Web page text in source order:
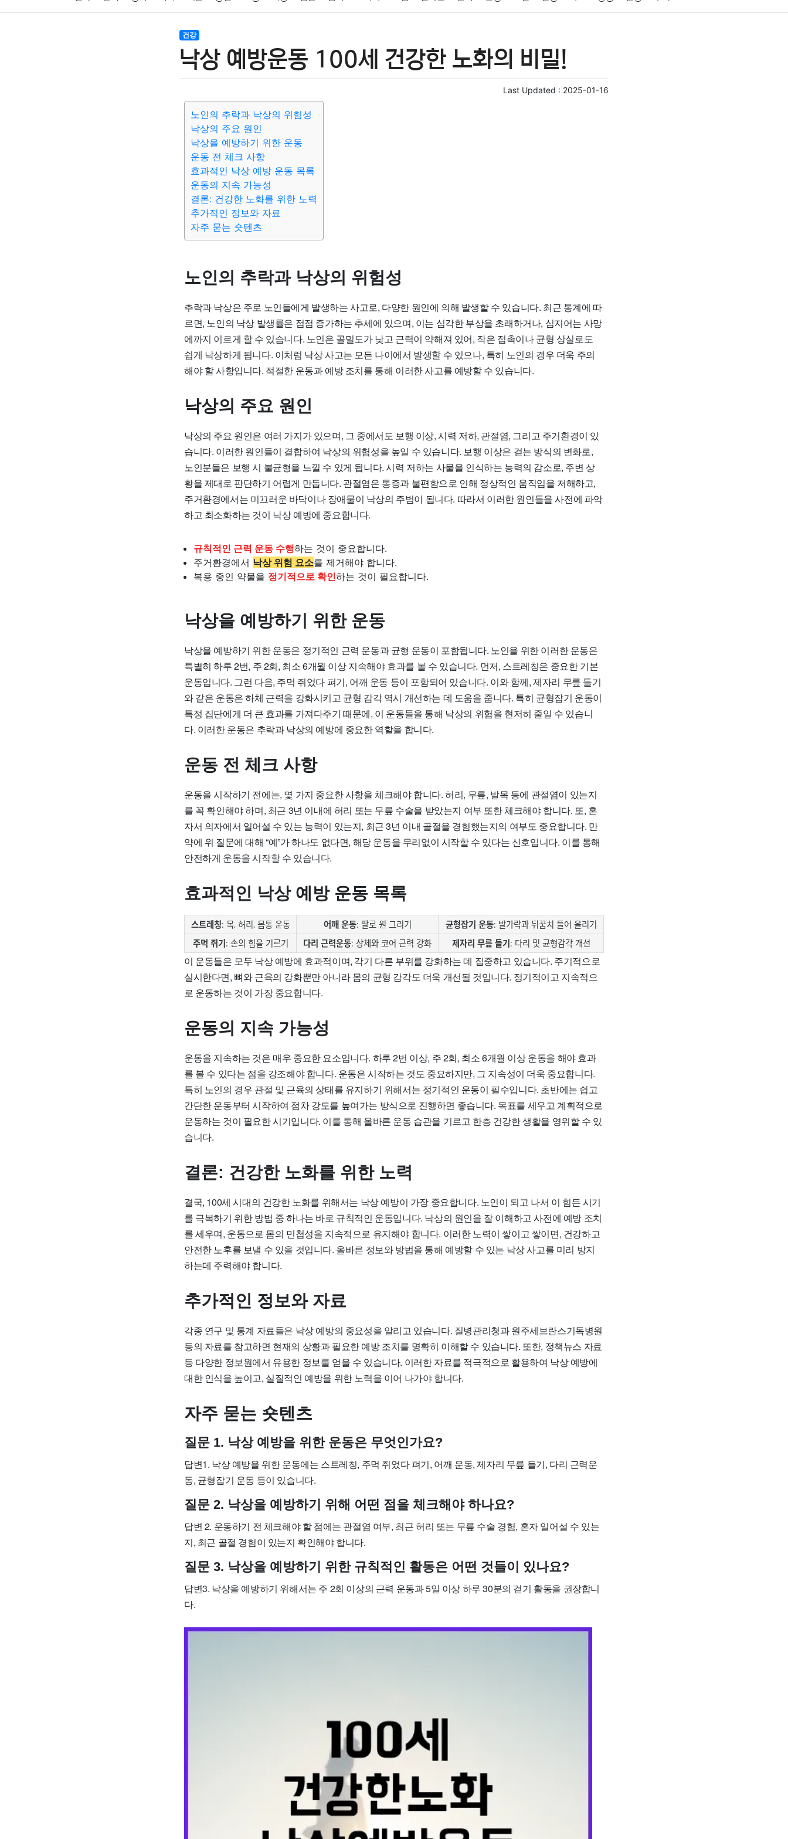
결혼 육아
기술 종교 사회 정치 건강 의료 의학 경제 마케팅 부동산 외국어 교육 교통
건강
낙상 예방운동 100세 건강한 노화의 비밀!
Last Updated : 2025-01-16
노인의 추락과 낙상의 위험성
낙상의 주요 원인
낙상을 예방하기 위한 운동
운동 전 체크 사항
효과적인 낙상 예방 운동 목록
운동의 지속 가능성
결론: 건강한 노화를 위한 노력
추가적인 정보와 자료
자주 묻는 숏텐츠
노인의 추락과 낙상의 위험성
추락과 낙상은 주로 노인들에게 발생하는 사고로, 다양한 원인에 의해 발생할 수 있습니다. 최근 통계에 따
르면, 노인의 낙상 발생률은 점점 증가하는 추세에 있으며, 이는 심각한 부상을 초래하거나, 심지어는 사망
에까지 이르게 할 수 있습니다. 노인은 골밀도가 낮고 근력이 약해져 있어, 작은 접촉이나 균형 상실로도
쉽게 낙상하게 됩니다. 이처럼 낙상 사고는 모든 나이에서 발생할 수 있으나, 특히 노인의 경우 더욱 주의
해야 할 사항입니다. 적절한 운동과 예방 조치를 통해 이러한 사고를 예방할 수 있습니다.
낙상의 주요 원인
낙상의 주요 원인은 여러 가지가 있으며, 그 중에서도 보행 이상, 시력 저하, 관절염, 그리고 주거환경이 있
습니다. 이러한 원인들이 결합하여 낙상의 위험성을 높일 수 있습니다. 보행 이상은 걷는 방식의 변화로,
노인분들은 보행 시 불균형을 느낄 수 있게 됩니다. 시력 저하는 사물을 인식하는 능력의 감소로, 주변 상
황을 제대로 판단하기 어렵게 만듭니다. 관절염은 통증과 불편함으로 인해 정상적인 움직임을 저해하고,
주거환경에서는 미끄러운 바닥이나 장애물이 낙상의 주범이 됩니다. 따라서 이러한 원인들을 사전에 파악
하고 최소화하는 것이 낙상 예방에 중요합니다.
규칙적인 근력 운동 수행하는 것이 중요합니다.
주거환경에서 낙상 위험 요소를 제거해야 합니다.
복용 중인 약물을 정기적으로 확인하는 것이 필요합니다.
낙상을 예방하기 위한 운동
낙상을 예방하기 위한 운동은 정기적인 근력 운동과 균형 운동이 포함됩니다. 노인을 위한 이러한 운동은
특별히 하루 2번, 주 2회, 최소 6개월 이상 지속해야 효과를 볼 수 있습니다. 먼저, 스트레칭은 중요한 기본
운동입니다. 그런 다음, 주먹 쥐었다 펴기, 어깨 운동 등이 포함되어 있습니다. 이와 함께, 제자리 무릎 들기
와 같은 운동은 하체 근력을 강화시키고 균형 감각 역시 개선하는 데 도움을 줍니다. 특히 균형잡기 운동이
특정 집단에게 더 큰 효과를 가져다주기 때문에, 이 운동들을 통해 낙상의 위험을 현저히 줄일 수 있습니
다. 이러한 운동은 추락과 낙상의 예방에 중요한 역할을 합니다.
운동 전 체크 사항
운동을 시작하기 전에는, 몇 가지 중요한 사항을 체크해야 합니다. 허리, 무릎, 발목 등에 관절염이 있는지
를 꼭 확인해야 하며, 최근 3년 이내에 허리 또는 무릎 수술을 받았는지 여부 또한 체크해야 합니다. 또, 혼
자서 의자에서 일어설 수 있는 능력이 있는지, 최근 3년 이내 골절을 경험했는지의 여부도 중요합니다. 만
약에 위 질문에 대해 “예”가 하나도 없다면, 해당 운동을 무리없이 시작할 수 있다는 신호입니다. 이를 통해
안전하게 운동을 시작할 수 있습니다.
효과적인 낙상 예방 운동 목록
스트레칭: 목, 허리, 몸통 운동 어깨 운동: 팔로 원 그리기 균형잡기 운동: 발가락과 뒤꿈치 들어 올리기
주먹 쥐기: 손의 힘을 기르기 다리 근력운동: 상체와 코어 근력 강화 제자리 무릎 들기: 다리 및 균형감각 개선
이 운동들은 모두 낙상 예방에 효과적이며, 각기 다른 부위를 강화하는 데 집중하고 있습니다. 주기적으로
실시한다면, 뼈와 근육의 강화뿐만 아니라 몸의 균형 감각도 더욱 개선될 것입니다. 정기적이고 지속적으
로 운동하는 것이 가장 중요합니다.
운동의 지속 가능성
운동을 지속하는 것은 매우 중요한 요소입니다. 하루 2번 이상, 주 2회, 최소 6개월 이상 운동을 해야 효과
를 볼 수 있다는 점을 강조해야 합니다. 운동은 시작하는 것도 중요하지만, 그 지속성이 더욱 중요합니다.
특히 노인의 경우 관절 및 근육의 상태를 유지하기 위해서는 정기적인 운동이 필수입니다. 초반에는 쉽고
간단한 운동부터 시작하여 점차 강도를 높여가는 방식으로 진행하면 좋습니다. 목표를 세우고 계획적으로
운동하는 것이 필요한 시기입니다. 이를 통해 올바른 운동 습관을 기르고 한층 건강한 생활을 영위할 수 있
습니다.
결론: 건강한 노화를 위한 노력
결국, 100세 시대의 건강한 노화를 위해서는 낙상 예방이 가장 중요합니다. 노인이 되고 나서 이 힘든 시기
를 극복하기 위한 방법 중 하나는 바로 규칙적인 운동입니다. 낙상의 원인을 잘 이해하고 사전에 예방 조치
를 세우며, 운동으로 몸의 민첩성을 지속적으로 유지해야 합니다. 이러한 노력이 쌓이고 쌓이면, 건강하고
안전한 노후를 보낼 수 있을 것입니다. 올바른 정보와 방법을 통해 예방할 수 있는 낙상 사고를 미리 방지
하는데 주력해야 합니다.
추가적인 정보와 자료
각종 연구 및 통계 자료들은 낙상 예방의 중요성을 알리고 있습니다. 질병관리청과 원주세브란스기독병원
등의 자료를 참고하면 현재의 상황과 필요한 예방 조치를 명확히 이해할 수 있습니다. 또한, 정책뉴스 자료
등 다양한 정보원에서 유용한 정보를 얻을 수 있습니다. 이러한 자료를 적극적으로 활용하여 낙상 예방에
대한 인식을 높이고, 실질적인 예방을 위한 노력을 이어 나가야 합니다.
자주 묻는 숏텐츠
질문 1. 낙상 예방을 위한 운동은 무엇인가요?
답변1. 낙상 예방을 위한 운동에는 스트레칭, 주먹 쥐었다 펴기, 어깨 운동, 제자리 무릎 들기, 다리 근력운
동, 균형잡기 운동 등이 있습니다.
질문 2. 낙상을 예방하기 위해 어떤 점을 체크해야 하나요?
답변 2. 운동하기 전 체크해야 할 점에는 관절염 여부, 최근 허리 또는 무릎 수술 경험, 혼자 일어설 수 있는
지, 최근 골절 경험이 있는지 확인해야 합니다.
질문 3. 낙상을 예방하기 위한 규칙적인 활동은 어떤 것들이 있나요?
답변3. 낙상을 예방하기 위해서는 주 2회 이상의 근력 운동과 5일 이상 하루 30분의 걷기 활동을 권장합니
다.